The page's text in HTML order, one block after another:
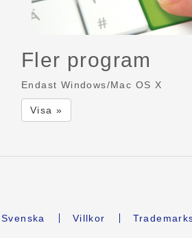
Fler program
Endast Windows/Mac OS X
Visa »
Svenska Villkor